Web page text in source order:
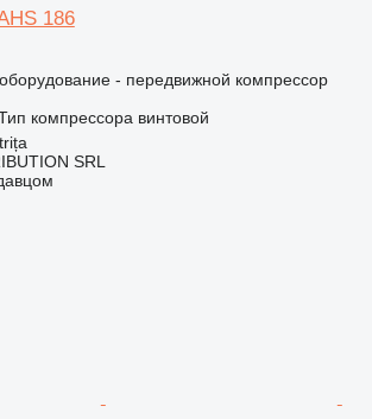
186
- передвижной компрессор
компрессора винтовой
SRL